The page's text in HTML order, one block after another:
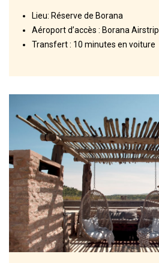
Lieu: Réserve de Borana
Aéroport d’accès : Borana Airstrip
Transfert : 10 minutes en voiture